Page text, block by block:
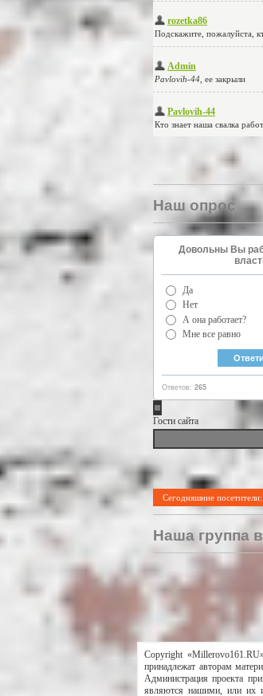
Наш опрос
Довольны Вы
Да
Нет
А она работает?
Мне все равно
Ответов: 265
Гости сайта
Сегодняшние посетители:
Наша группа
Copyright
принадлежат авторам
Администрация проекта
являются нашими, или их